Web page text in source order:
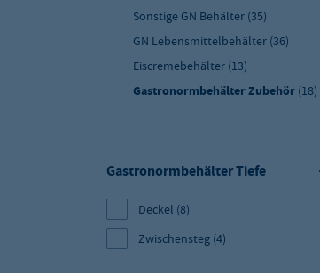
Sonstige GN Behälter (35)
GN Lebensmittelbehälter (36)
Eiscremebehälter (13)
Gastronormbehälter Zubehör (18)
Gastronormbehälter Tiefe
Deckel (8)
Zwischensteg (4)